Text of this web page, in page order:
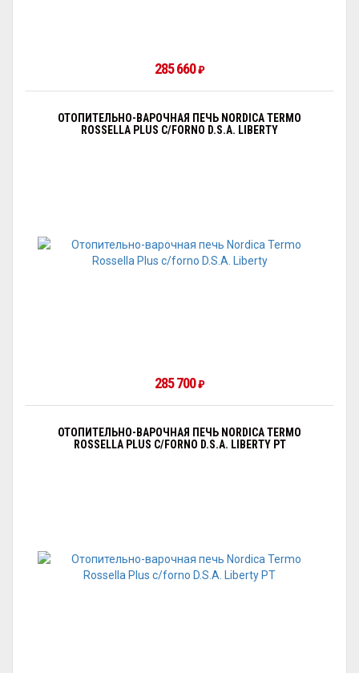
285 660₽
ОТОПИТЕЛЬНО-ВАРОЧНАЯ ПЕЧЬ NORDICA TERMO
ROSSELLA PLUS C/FORNO D.S.A. LIBERTY
285 700₽
ОТОПИТЕЛЬНО-ВАРОЧНАЯ ПЕЧЬ NORDICA TERMO
ROSSELLA PLUS C/FORNO D.S.A. LIBERTY PT